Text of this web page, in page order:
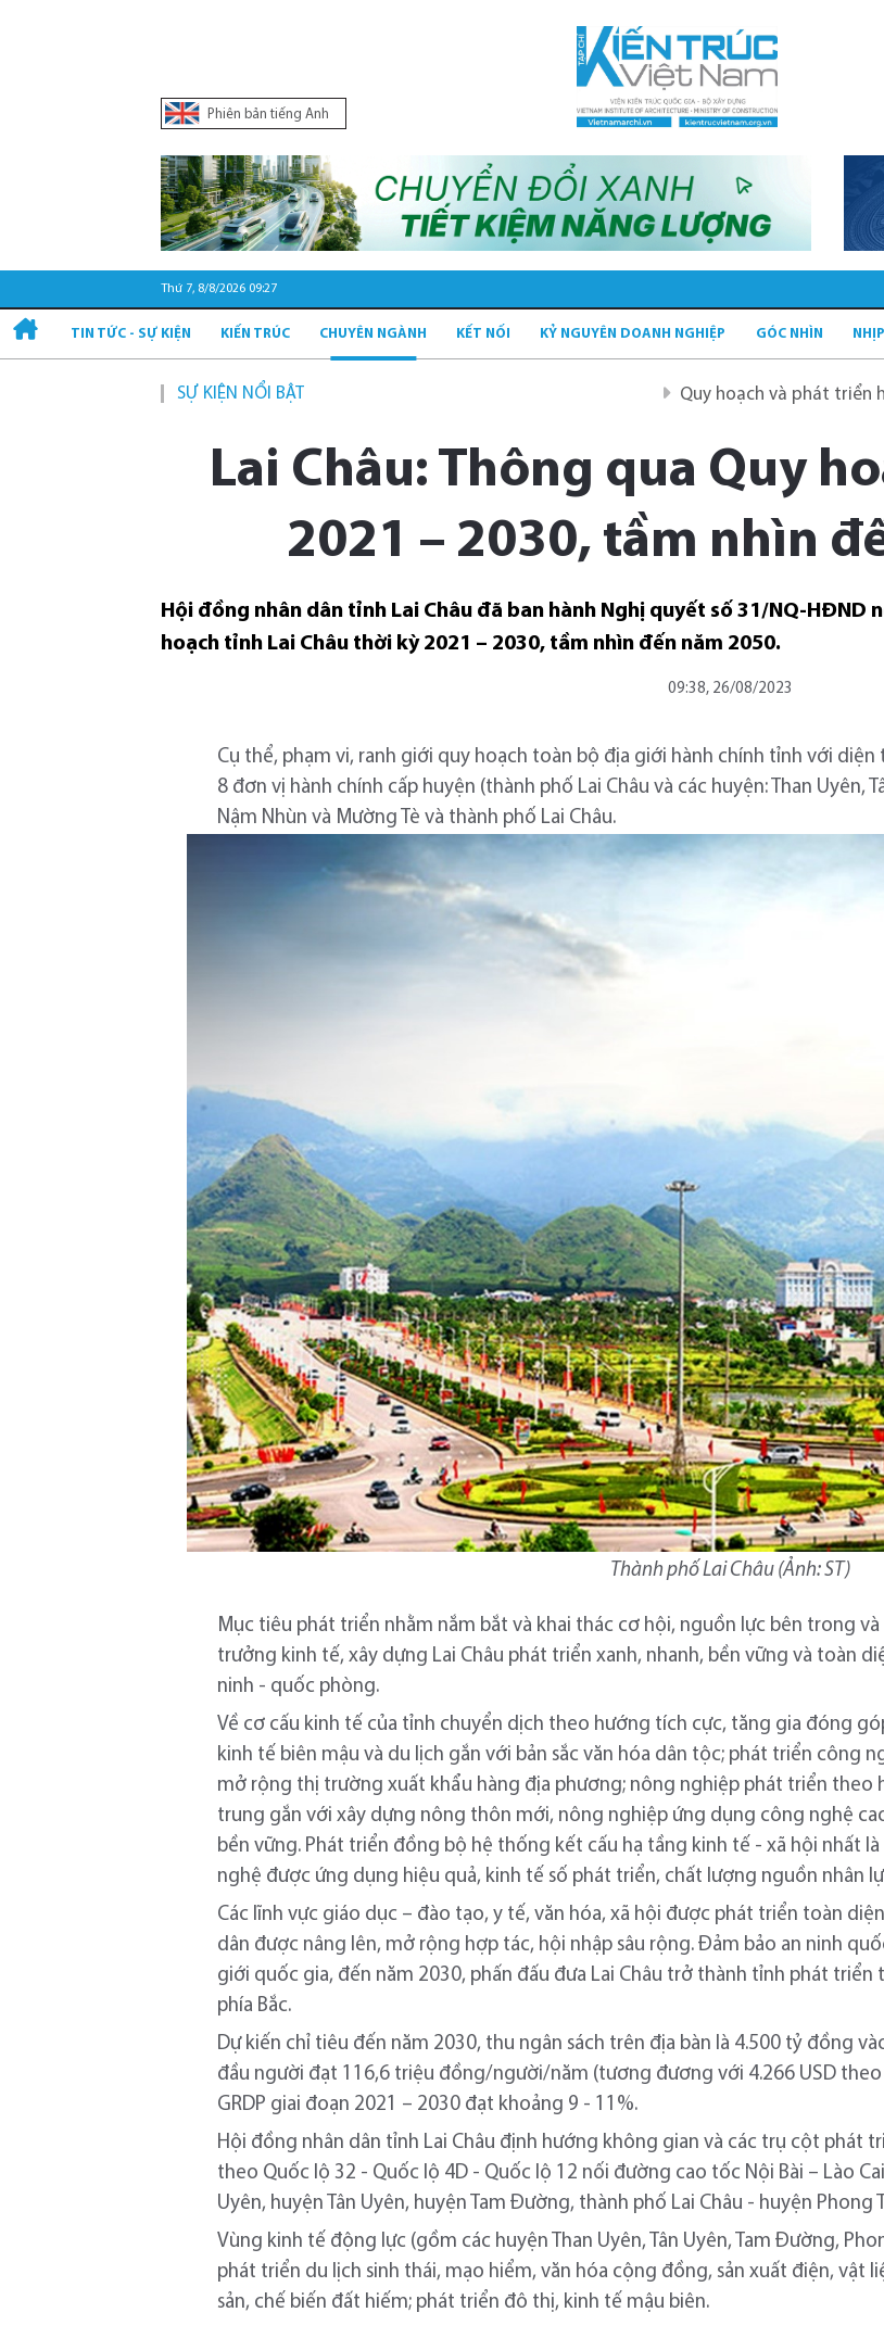
Phiên bản tiếng Anh
Thứ 7, 8/8/2026 09:27
TIN TỨC - SỰ KIỆN KIẾN TRÚC CHUYÊN NGÀNH KẾT NỐI KỶ NGUYÊN DOANH NGHIỆP GÓC NHÌN
SỰ KIỆN NỔI BẬT Quy hoạch và phát triển hạ tầng
Lai Châu: Thông qua Quy
2021 – 2030, tầm nhìn
Hội đồng nhân dân tỉnh Lai Châu đã ban hành Nghị quyết số 31/NQ-HĐND
hoạch tỉnh Lai Châu thời kỳ 2021 – 2030, tầm nhìn đến năm 2050.
09:38, 26/08/2023
Cụ thể, phạm vi, ranh giới quy hoạch toàn bộ địa giới hành chính tỉnh với
8 đơn vị hành chính cấp huyện (thành phố Lai Châu và các huyện: Than Uyên,
Nậm Nhùn và Mường Tè và thành phố Lai Châu.
Thành phố Lai Châu (Ảnh: ST)
Mục tiêu phát triển nhằm nắm bắt và khai thác cơ hội, nguồn lực bên trong
trưởng kinh tế, xây dựng Lai Châu phát triển xanh, nhanh, bền vững và toàn
ninh - quốc phòng.
Về cơ cấu kinh tế của tỉnh chuyển dịch theo hướng tích cực, tăng gia đóng
kinh tế biên mậu và du lịch gắn với bản sắc văn hóa dân tộc; phát triển công
mở rộng thị trường xuất khẩu hàng địa phương; nông nghiệp phát triển theo
trung gắn với xây dựng nông thôn mới, nông nghiệp ứng dụng công nghệ
bền vững. Phát triển đồng bộ hệ thống kết cấu hạ tầng kinh tế - xã hội nhất
nghệ được ứng dụng hiệu quả, kinh tế số phát triển, chất lượng nguồn nhân
Các lĩnh vực giáo dục – đào tạo, y tế, văn hóa, xã hội được phát triển toàn
dân được nâng lên, mở rộng hợp tác, hội nhập sâu rộng. Đảm bảo an ninh
giới quốc gia, đến năm 2030, phấn đấu đưa Lai Châu trở thành tỉnh phát triển
phía Bắc.
Dự kiến chỉ tiêu đến năm 2030, thu ngân sách trên địa bàn là 4.500 tỷ đồng
đầu người đạt 116,6 triệu đồng/người/năm (tương đương với 4.266 USD
GRDP giai đoạn 2021 – 2030 đạt khoảng 9 - 11%.
Hội đồng nhân dân tỉnh Lai Châu định hướng không gian và các trụ cột phát
theo Quốc lộ 32 - Quốc lộ 4D - Quốc lộ 12 nối đường cao tốc Nội Bài – Lào
Uyên, huyện Tân Uyên, huyện Tam Đường, thành phố Lai Châu - huyện Phong
Vùng kinh tế động lực (gồm các huyện Than Uyên, Tân Uyên, Tam Đường,
phát triển du lịch sinh thái, mạo hiểm, văn hóa cộng đồng, sản xuất điện, vật
sản, chế biến đất hiếm; phát triển đô thị, kinh tế mậu biên.